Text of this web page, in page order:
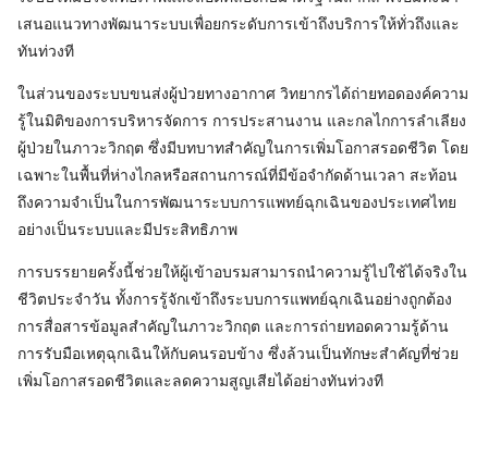
เสนอแนวทางพัฒนาระบบเพื่อยกระดับการเข้าถึงบริการให้ทั่วถึงและ
ทันท่วงที
ในส่วนของระบบขนส่งผู้ป่วยทางอากาศ วิทยากรได้ถ่ายทอดองค์ความ
รู้ในมิติของการบริหารจัดการ การประสานงาน และกลไกการลำเลียง
ผู้ป่วยในภาวะวิกฤต ซึ่งมีบทบาทสำคัญในการเพิ่มโอกาสรอดชีวิต โดย
เฉพาะในพื้นที่ห่างไกลหรือสถานการณ์ที่มีข้อจำกัดด้านเวลา สะท้อน
ถึงความจำเป็นในการพัฒนาระบบการแพทย์ฉุกเฉินของประเทศไทย
อย่างเป็นระบบและมีประสิทธิภาพ
การบรรยายครั้งนี้ช่วยให้ผู้เข้าอบรมสามารถนำความรู้ไปใช้ได้จริงใน
ชีวิตประจำวัน ทั้งการรู้จักเข้าถึงระบบการแพทย์ฉุกเฉินอย่างถูกต้อง
การสื่อสารข้อมูลสำคัญในภาวะวิกฤต และการถ่ายทอดความรู้ด้าน
การรับมือเหตุฉุกเฉินให้กับคนรอบข้าง ซึ่งล้วนเป็นทักษะสำคัญที่ช่วย
เพิ่มโอกาสรอดชีวิตและลดความสูญเสียได้อย่างทันท่วงที